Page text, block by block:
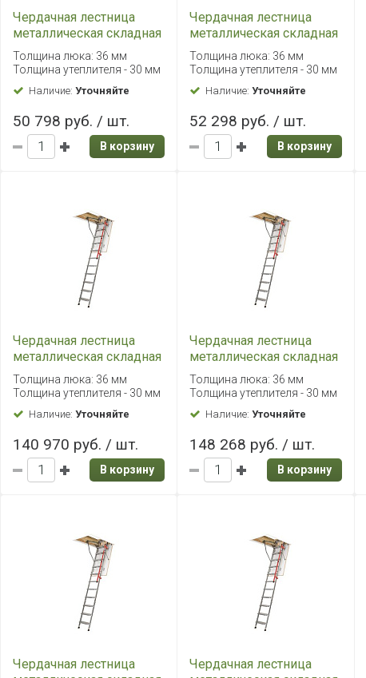
Чердачная лестница
металлическая складная
Fakro LMK 60х130/305
Толщина люка: 36 мм
Толщина утеплителя - 30 мм
Наличие:Уточняйте
50 798 руб. / шт.
В корзину
Чердачная лестница
металлическая складная
Fakro LMK 70х130/305
Толщина люка: 36 мм
Толщина утеплителя - 30 мм
Наличие:Уточняйте
52 298 руб. / шт.
В корзину
Чердачная лестница
металлическая складная
Fakro LML 70х120/280
Толщина люка: 36 мм
Толщина утеплителя - 30 мм
Наличие:Уточняйте
140 970 руб. / шт.
В корзину
Чердачная лестница
металлическая складная
Fakro LML 70х130/280
Толщина люка: 36 мм
Толщина утеплителя - 30 мм
Наличие:Уточняйте
148 268 руб. / шт.
В корзину
Чердачная лестница
Чердачная лестница